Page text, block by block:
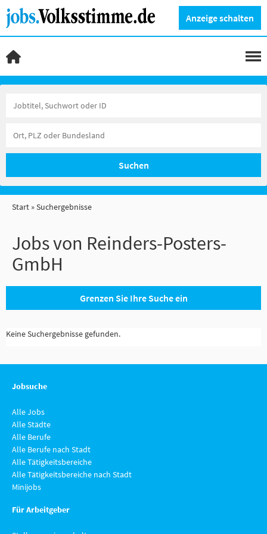
Anzeige schalten
Suchen
Start Suchergebnisse
Jobs von Reinders-Posters-
GmbH
Grenzen Sie Ihre Suche ein
Keine Suchergebnisse gefunden.
Jobsuche
Alle Jobs
Alle Städte
Alle Berufe
Alle Berufe nach Stadt
Alle Tätigkeitsbereiche
Alle Tätigkeitsbereiche nach Stadt
Minijobs
Für Arbeitgeber